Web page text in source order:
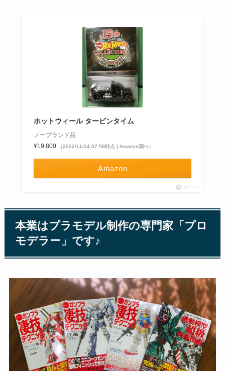
ホットウィール タービンタイム
ノーブランド品
¥19,800
（2022/11/14 07:58時点 | Amazon調べ）
Amazon
ポチップ
本業はプラモデル制作の専門家「プロ
モデラー」です♪